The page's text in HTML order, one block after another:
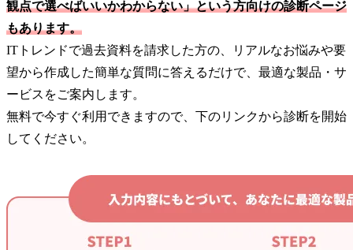
観点で選べばいいかわからない」という方向けの診断ページ
もあります。
ITトレンドで過去資料を請求した方の、リアルなお悩みや要
望から作成した簡単な質問に答えるだけで、最適な製品・サ
ービスをご案内します。
無料で今すぐ利用できますので、下のリンクから診断を開始
してください。